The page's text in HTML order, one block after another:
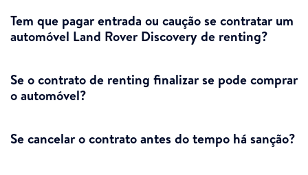
Tem que pagar entrada ou caução se contratar um
automóvel Land Rover Discovery de renting?
Se o contrato de renting finalizar se pode comprar
o automóvel?
Se cancelar o contrato antes do tempo há sanção?